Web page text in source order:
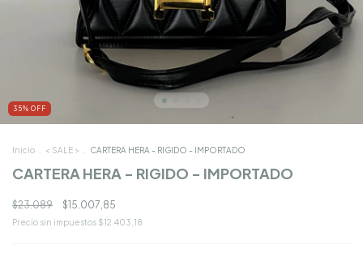
35% OFF
Inicio < SALE > CARTERA HERA - RIGIDO - IMPORTADO
CARTERA HERA - RIGIDO - IMPORTADO
$23.089 $15.007,85
Precio sin impuestos $12.403,18